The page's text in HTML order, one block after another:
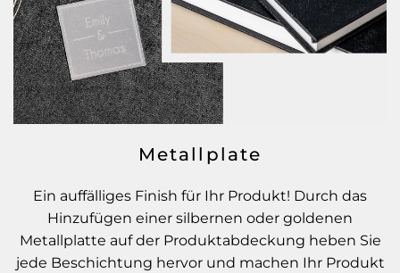
Metallplate
Ein auffälliges Finish für Ihr Produkt! Durch das
Hinzufügen einer silbernen oder goldenen
Metallplatte auf der Produktabdeckung heben Sie
jede Beschichtung hervor und machen Ihr Produkt